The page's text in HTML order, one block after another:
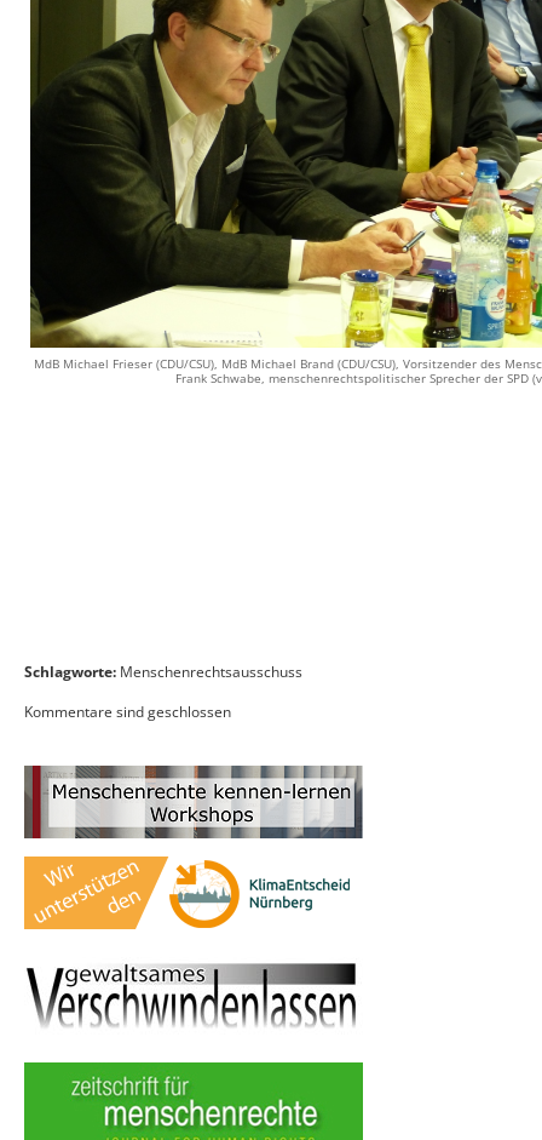
MdB Michael Frieser (CDU/CSU), MdB Michael Brand (CDU/CSU), Vorsitzender des
Frank Schwabe, menschenrechtspolitischer Sprecher der SPD
Schlagworte: Menschenrechtsausschuss
Kommentare sind geschlossen